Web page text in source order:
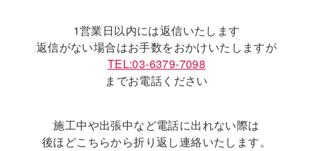
1営業日以内には返信いたします
返信がない場合はお手数をおかけいたしますが
TEL:03-6379-7098
までお電話ください
施工中や出張中など電話に出れない際は
後ほどこちらから折り返し連絡いたします。